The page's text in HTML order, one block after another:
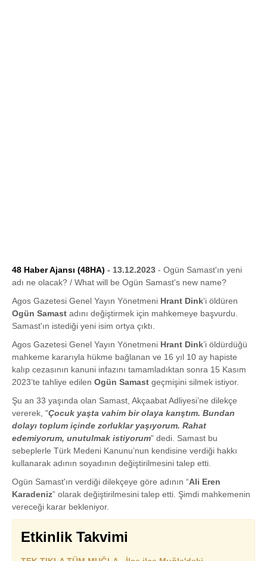
48 Haber Ajansı (48HA) - 13.12.2023 - Ogün Samast'ın yeni
adı ne olacak? / What will be Ogün Samast's new name?
Agos Gazetesi Genel Yayın Yönetmeni Hrant Dink'i öldüren
Ogün Samast adını değiştirmek için mahkemeye başvurdu.
Samast'ın istediği yeni isim ortya çıktı.
Agos Gazetesi Genel Yayın Yönetmeni Hrant Dink’i öldürdüğü
mahkeme kararıyla hükme bağlanan ve 16 yıl 10 ay hapiste
kalıp cezasının kanuni infazını tamamladıktan sonra 15 Kasım
2023’te tahliye edilen Ogün Samast geçmişini silmek istiyor.
Şu an 33 yaşında olan Samast, Akçaabat Adliyesi’ne dilekçe
vererek, "Çocuk yaşta vahim bir olaya karıştım. Bundan
dolayı toplum içinde zorluklar yaşıyorum. Rahat
edemiyorum, unutulmak istiyorum" dedi. Samast bu
sebeplerle Türk Medeni Kanunu’nun kendisine verdiği hakkı
kullanarak adının soyadının değiştirilmesini talep etti.
Ogün Samast'ın verdiği dilekçeye göre adının “Ali Eren
Karadeniz” olarak değiştirilmesini talep etti. Şimdi mahkemenin
vereceği karar bekleniyor.
Etkinlik Takvimi